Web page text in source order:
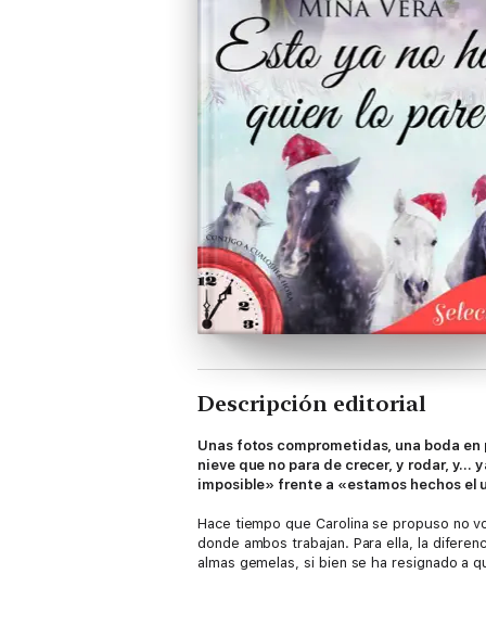
Descripción editorial
Unas fotos comprometidas, una boda
nieve que no para de crecer, y rodar, y...
imposible» frente a «estamos hechos el
Hace tiempo que Carolina se propuso no
donde ambos trabajan. Para ella, la
almas gemelas, si bien se ha resignado a